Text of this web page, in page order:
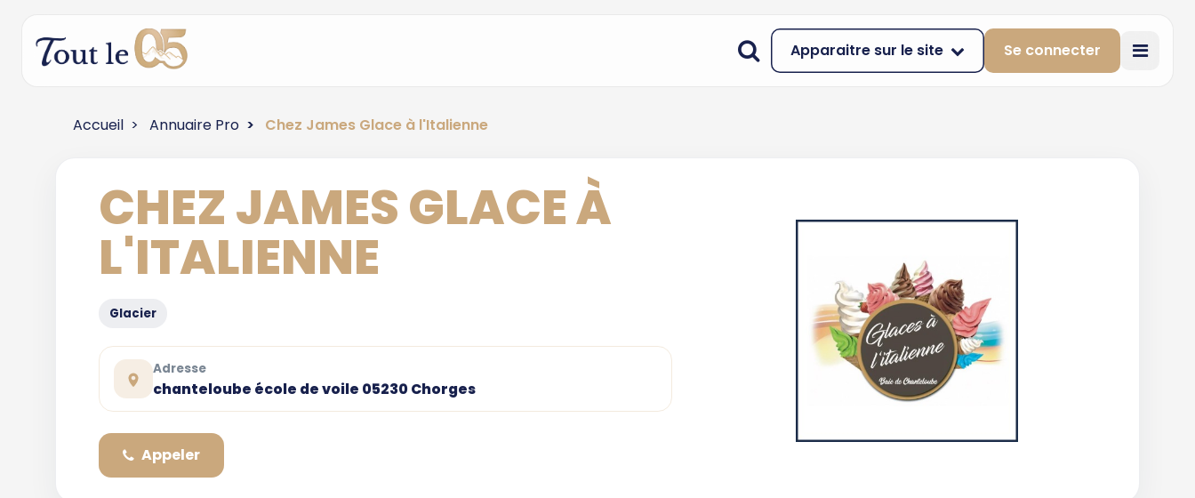
Apparaitre sur le site Se connecter
Accueil Annuaire Pro Chez James Glace à l'Italienne
CHEZ JAMES GLACE À
L'ITALIENNE
Glacier
Adresse
chanteloube école de voile 05230 Chorges
Appeler